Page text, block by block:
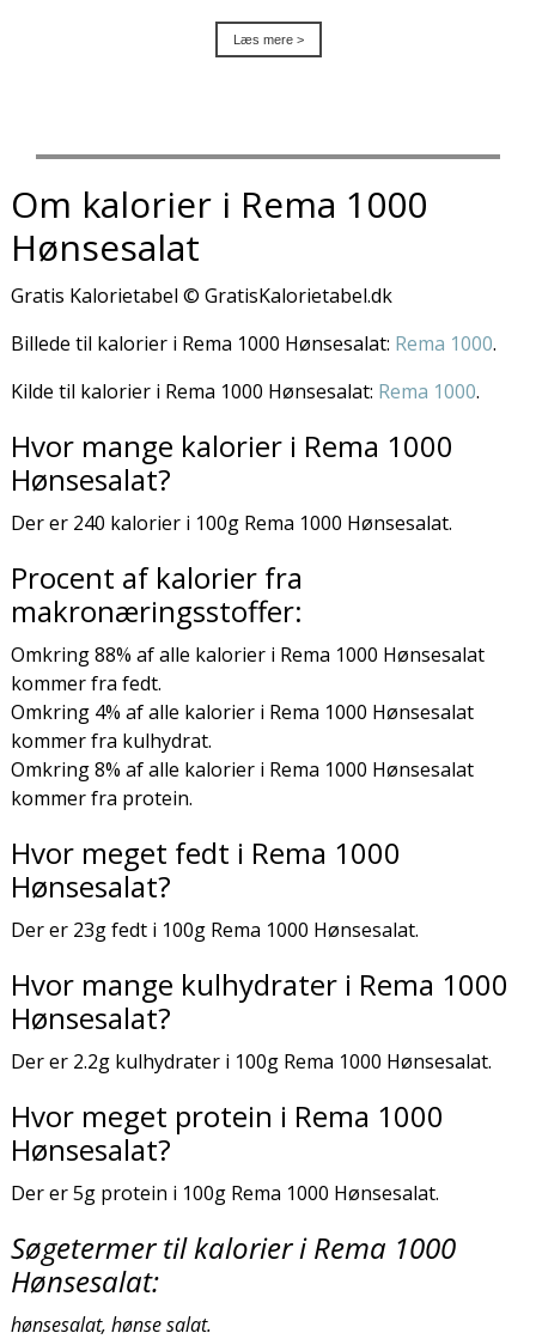
Læs mere >
Om kalorier i Rema 1000
Hønsesalat
Gratis Kalorietabel © GratisKalorietabel.dk
Billede til kalorier i Rema 1000 Hønsesalat: Rema 1000.
Kilde til kalorier i Rema 1000 Hønsesalat: Rema 1000.
Hvor mange kalorier i Rema 1000
Hønsesalat?
Der er 240 kalorier i 100g Rema 1000 Hønsesalat.
Procent af kalorier fra
makronæringsstoffer:
Omkring 88% af alle kalorier i Rema 1000 Hønsesalat
kommer fra fedt.
Omkring 4% af alle kalorier i Rema 1000 Hønsesalat
kommer fra kulhydrat.
Omkring 8% af alle kalorier i Rema 1000 Hønsesalat
kommer fra protein.
Hvor meget fedt i Rema 1000
Hønsesalat?
Der er 23g fedt i 100g Rema 1000 Hønsesalat.
Hvor mange kulhydrater i Rema 1000
Hønsesalat?
Der er 2.2g kulhydrater i 100g Rema 1000 Hønsesalat.
Hvor meget protein i Rema 1000
Hønsesalat?
Der er 5g protein i 100g Rema 1000 Hønsesalat.
Søgetermer til kalorier i Rema 1000
Hønsesalat:
hønsesalat, hønse salat.